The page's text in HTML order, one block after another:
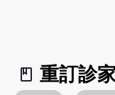
book_2
重訂診